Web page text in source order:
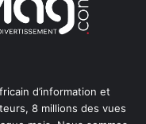
d’information et
8 millions des vues